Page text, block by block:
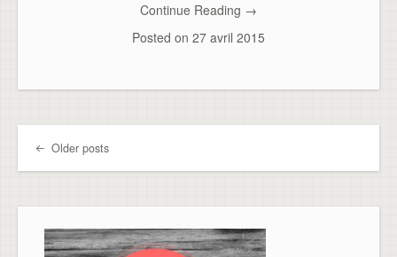
Continue Reading →
Posted on 27 avril 2015
Post navigation
Older posts